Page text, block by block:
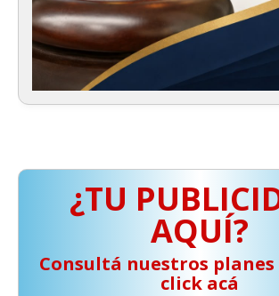
¿TU
AQUÍ?
Consultá nuestros
click acá